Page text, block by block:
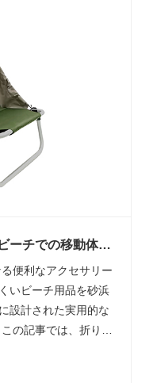
ーチでの移動体験
便利なアクセサリー
いビーチ用品を砂浜
設計された実用的な
の記事では、折りた
久性の懸念など、一